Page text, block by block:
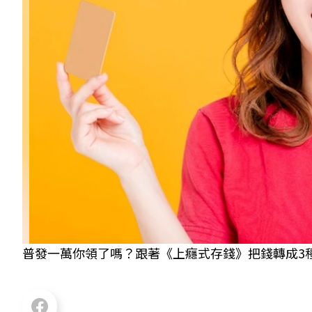
普發一萬你領了嗎？跟著《上癮式存錢》把錢轉成